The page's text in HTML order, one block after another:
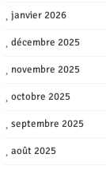
janvier 2026
décembre 2025
novembre 2025
octobre 2025
septembre 2025
août 2025